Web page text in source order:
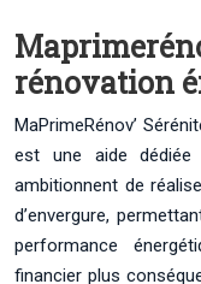
rénovation
MaPrimeRénov’
est une aide
ambitionnent de
d’envergure,
performance
financier plus